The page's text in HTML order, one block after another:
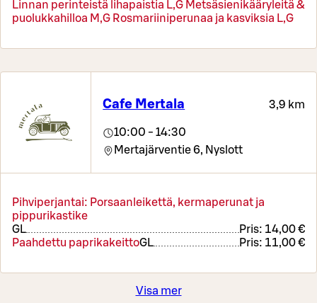
Linnan perinteistä lihapaistia L,G Metsäsienikääryleitä &
puolukkahilloa M,G Rosmariiniperunaa ja kasviksia L,G
Cafe Mertala 3,9 km
10:00 - 14:30
Mertajärventie 6, Nyslott
Pihviperjantai: Porsaanleikettä, kermaperunat ja
pippurikastike
GL Pris: 14,00 €
Paahdettu paprikakeittoGL Pris: 11,00 €
Visa mer